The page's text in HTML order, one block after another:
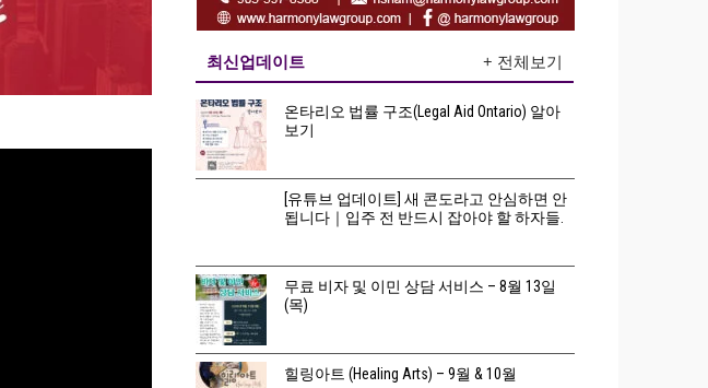
최신업데이트 + 전체보기
온타리오 법률 구조(Legal Aid Ontario) 알아
보기
[유튜브 업데이트] 새 콘도라고 안심하면 안
됩니다｜입주 전 반드시 잡아야 할 하자들.
무료 비자 및 이민 상담 서비스 – 8월 13일
(목)
힐링아트 (Healing Arts) – 9월 & 10월